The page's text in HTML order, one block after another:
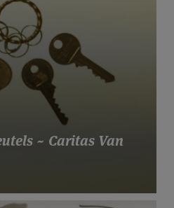
~ Caritas Van